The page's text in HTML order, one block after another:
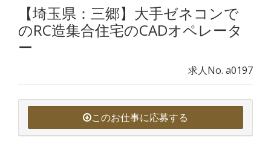
【埼玉県：三郷】大手ゼネコンで
のRC造集合住宅のCADオペレータ
ー
求人No. a0197
このお仕事に応募する